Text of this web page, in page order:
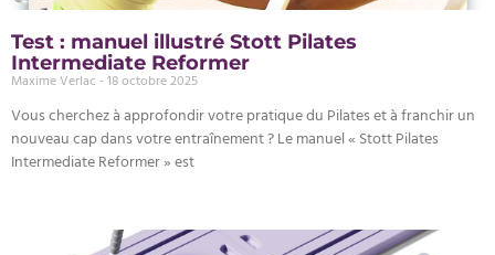
Test : manuel illustré Stott Pilates
Intermediate Reformer
Maxime Verlac 18 octobre 2025
Vous cherchez à approfondir votre pratique du Pilates et à franchir un
nouveau cap dans votre entraînement ? Le manuel « Stott Pilates
Intermediate Reformer » est